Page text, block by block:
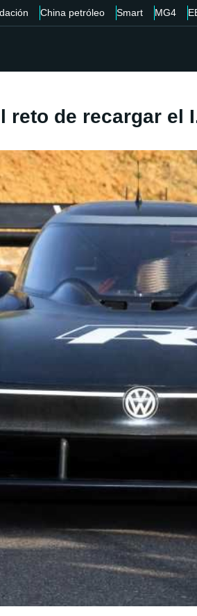
China petróleo Smart MG4
de recargar el